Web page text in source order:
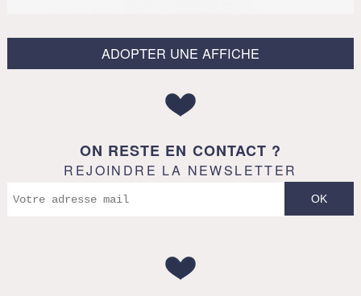
ADOPTER UNE AFFICHE
ON RESTE EN CONTACT ?
REJOINDRE LA NEWSLETTER